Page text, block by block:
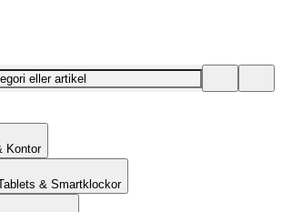
Kontor
& Smartklockor